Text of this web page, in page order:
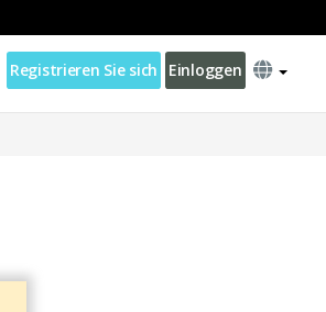
Registrieren Sie sich Einloggen